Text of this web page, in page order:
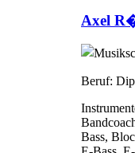
Axel
Beruf:
Bass,